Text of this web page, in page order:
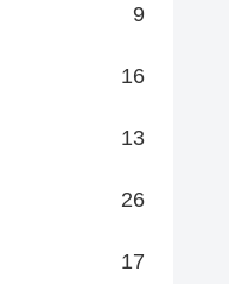
9
16
13
26
17